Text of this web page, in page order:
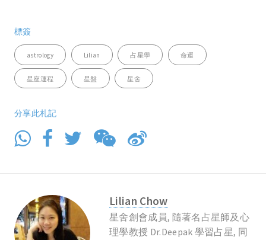
標簽
astrology Lilian 占星學 命運
星座運程 星盤 星舍
分享此札記
Lilian Chow
星舍創會成員, 隨著名占星師及心
理學教授 Dr.Deepak 學習占星, 同